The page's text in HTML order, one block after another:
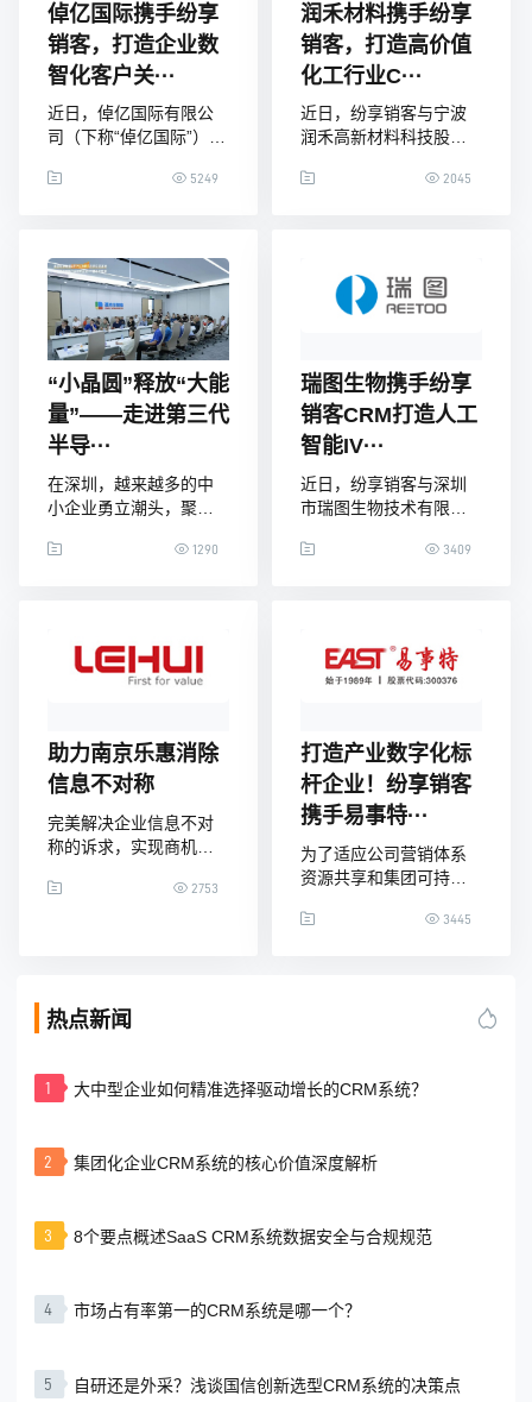
倬亿国际携手纷享
销客，打造企业数
智化客户关···
近日，倬亿国际有限公
司（下称“倬亿国际”）与
造企业数智化客户关系
倬亿国际业务中心及IT团
队成员、纷享销客广州
分公司项目组成员参与
了此次项目启动会。倬
亿国际是一家注重IT系统
建设的公司，此前已经
在OA、财务、供应链管
理等经营管理阶段进行
了数字化IT建设
5249
润禾材料携手纷享
销客，打造高价值
化工行业C···
近日，纷享销客与宁波
润禾高新材料科技股份
润禾材料）CRM项目启
席了当天的启动会，双
方就CRM建设规划、实
领导表示：精细化管理
是企业发展的必由之
路，CRM作为数字化转
型抓手，可以支撑业务
2045
“小晶圆”释放“大能
量”——走进第三代
半导···
在深圳，越来越多的中
小企业勇立潮头，聚焦
化发展，把自身打造成
小企业发展过程中“有迹
可循”，它们在走上“专精
仅术业有专攻、而且还
极富创造力。深圳基本
半导体有限公司（以下
简称”
1290
瑞图生物携手纷享
销客CRM打造人工
智能IV···
近日，纷享销客与深圳
市瑞图生物技术有限公
成合作，共同打造
深圳顺利举行。瑞图生
物副总裁黄桂林、纷享
成员出席了本次会议。
瑞图生物副总裁黄桂林
表示，近年来，瑞图的
业务飞速发展，在精细
3409
助力南京乐惠消除
信息不对称
完美解决企业信息不对
称的诉求，实现商机执
数据智能...
2753
打造产业数字化标
杆企业！纷享销客
携手易事特···
为了适应公司营销体系
资源共享和集团可持续
力集团公司营销信息可
线上准备，与易事特集
享的全新营销系统。近
3445
热点新闻
1 大中型企业如何精准选择驱动增长的CRM系统？
2 集团化企业CRM系统的核心价值深度解析
3 8个要点概述SaaS CRM系统数据安全与合规规范
4 市场占有率第一的CRM系统是哪一个？
5 自研还是外采？浅谈国信创新选型CRM系统的决策点